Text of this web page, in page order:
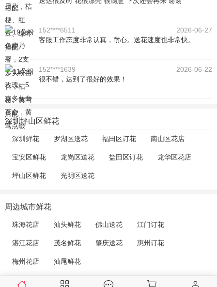
152****6511
2026-06-27
客服工作态度非常认真，耐心。送花速度也非常快。
152****1639
2026-06-22
很不错，达到了很好的效果！
深圳坪山区鲜花
深圳鲜花 罗湖区送花 福田区订花 南山区花店
宝安区鲜花 龙岗区送花 盐田区订花 龙华区花店
坪山区鲜花 光明区送花
周边城市鲜花
珠海花店 汕头鲜花 佛山送花 江门订花
湛江花店 茂名鲜花 肇庆送花 惠州订花
梅州花店 汕尾鲜花